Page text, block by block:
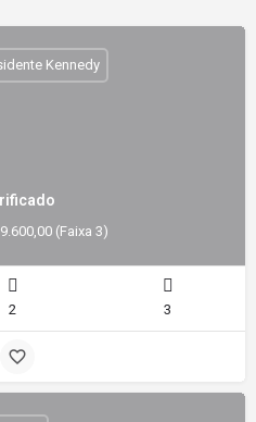
(Faixa 3)
Kennedy
2 3